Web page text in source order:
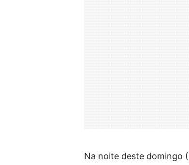
Na noite deste domingo